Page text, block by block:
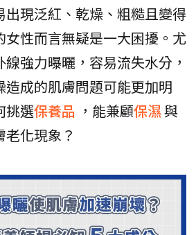
現泛紅、乾燥、粗糙且變得
女性而言無疑是一大困擾。尤
強力曝曬，容易流失水分，
造成的肌膚問題可能更加明
挑選保養品 ，能兼顧保濕與
化現象？